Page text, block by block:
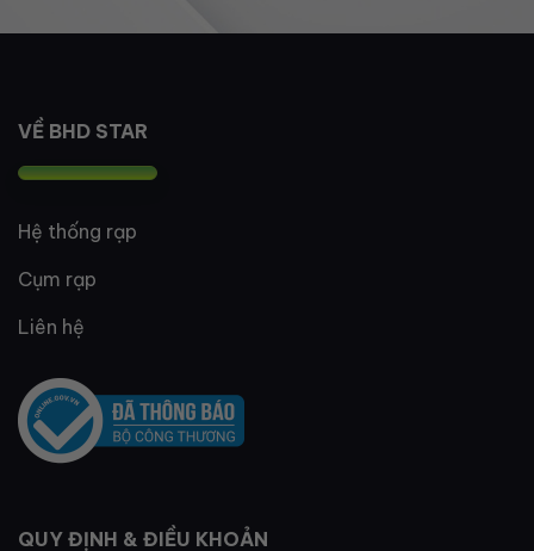
VỀ BHD STAR
Hệ thống rạp
Cụm rạp
Liên hệ
QUY ĐỊNH & ĐIỀU KHOẢN